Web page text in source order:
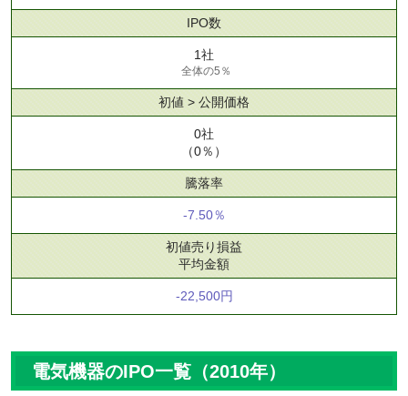
IPO数
1社
全体の5％
初値 > 公開価格
0社
（0％）
騰落率
-7.50％
初値売り損益
平均金額
-22,500円
電気機器のIPO一覧（2010年）